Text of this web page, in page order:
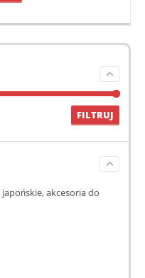
FILTRUJ
akcesoria do